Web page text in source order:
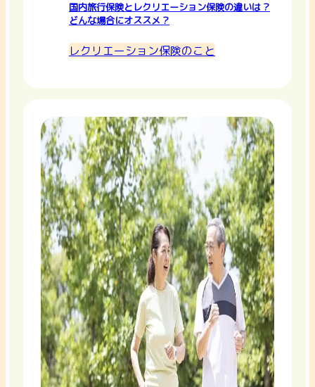
国内旅行保険とレクリエーション保険の違いは？
どんな場合にオススメ？
レクリエーション保険のこと